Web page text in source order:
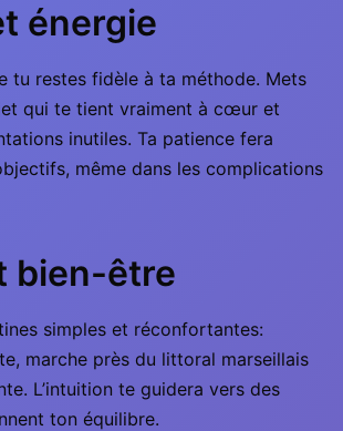
énergie
tu restes fidèle à ta méthode. Mets
qui te tient vraiment à cœur et
inutiles. Ta patience fera
même dans les complications
bien-être
simples et réconfortantes:
marche près du littoral marseillais
L’intuition te guidera vers des
ton équilibre.